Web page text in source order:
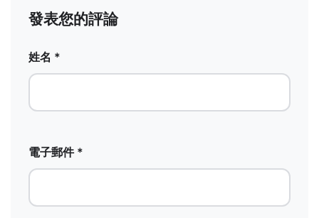
發表您的評論
姓名 *
電子郵件 *